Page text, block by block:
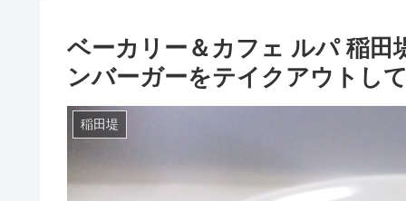
ベーカリー＆カフェ ルパ 稲
ンバーガーをテイクアウトし
稲田堤